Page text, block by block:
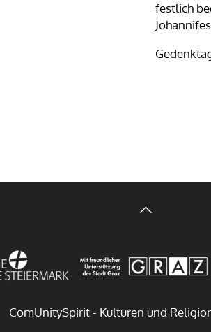
festlich
ComUnitySpirit - Kulturen und